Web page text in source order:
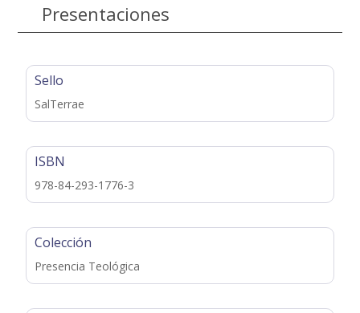
Presentaciones
Sello
SalTerrae
ISBN
978-84-293-1776-3
Colección
Presencia Teológica